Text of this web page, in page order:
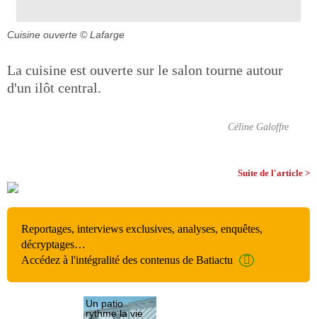
Cuisine ouverte © Lafarge
La cuisine est ouverte sur le salon tourne autour
d'un ilôt central.
Céline Galoffre
Suite de l'article >
Reportages, interviews exclusives, analyses, enquêtes,
décryptages…
Accédez à l'intégralité des contenus de Batiactu
Un patio
rythme la vie